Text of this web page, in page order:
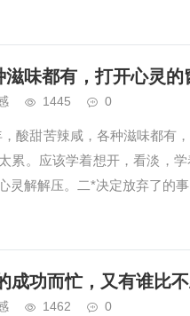
味都有，打开心灵
1445 0
酸甜苦辣咸，各种滋味都有
累。应该学着想开，看淡，
灵解解压。二*决定放弃了的
成功而忙，又有谁比
1462 0